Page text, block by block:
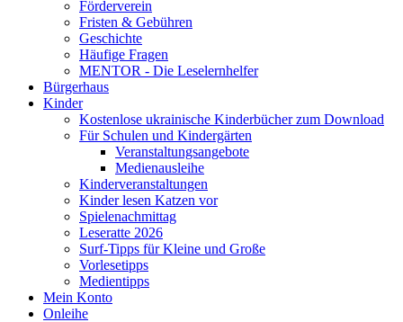
Förderverein
Fristen & Gebühren
Geschichte
Häufige Fragen
MENTOR - Die Leselernhelfer
Bürgerhaus
Kinder
Kostenlose ukrainische Kinderbücher zum Download
Für Schulen und Kindergärten
Veranstaltungsangebote
Medienausleihe
Kinderveranstaltungen
Kinder lesen Katzen vor
Spielenachmittag
Leseratte 2026
Surf-Tipps für Kleine und Große
Vorlesetipps
Medientipps
Mein Konto
Onleihe